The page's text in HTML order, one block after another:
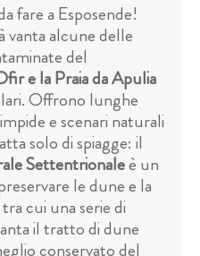
fare a Esposende!
vanta alcune delle
del
e la Praia da Apulia
Offrono lunghe
e scenari naturali
solo di spiagge: il
Settentrionaleè un
le dune e la
cui una serie di
il tratto di dune
conservato del